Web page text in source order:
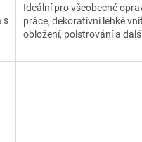
s
Ideální pro všeobecné
práce, dekorativní lehké
obložení, polstrování a